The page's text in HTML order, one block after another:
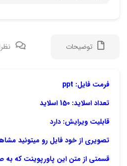
توضیحات
فرمت فایل: ppt
تعداد اسلاید: 150 اسلاید
قابلیت ویرایش: دارد
تصویری از خود فایل رو میتونید
قسمتی از متن این پاورپوینت که